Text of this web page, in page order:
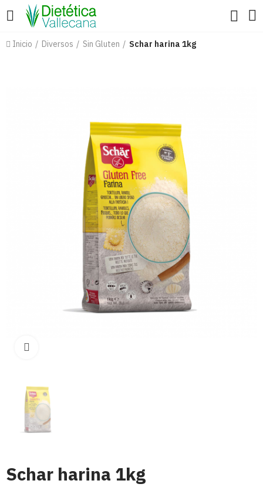
Inicio Diversos Sin Gluten Schar harina 1kg
Schar harina 1kg